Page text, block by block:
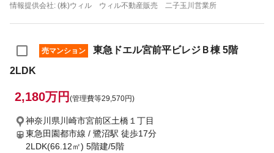
情報提供会社: (株)ウィル ウィル不動産販売 二子玉川営業所
売マンション
東急ドエル宮前平ビレジＢ棟 5階
2LDK
2,180万円 (管理費等29,570円)
神奈川県川崎市宮前区土橋１丁目
東急田園都市線 / 鷺沼駅 徒歩17分
2LDK(66.12㎡) 5階建/5階